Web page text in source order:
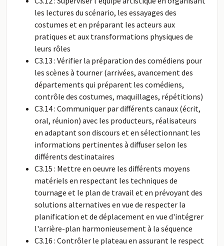
les lectures du scénario, les essayages des
costumes et en préparant les acteurs aux
pratiques et aux transformations physiques de
leurs rôles
C3.13 : Vérifier la préparation des comédiens pour
les scènes à tourner (arrivées, avancement des
départements qui préparent les comédiens,
contrôle des costumes, maquillages, répétitions)
C3.14 : Communiquer par différents canaux (écrit,
oral, réunion) avec les producteurs, réalisateurs
en adaptant son discours et en sélectionnant les
informations pertinentes à diffuser selon les
différents destinataires
C3.15 : Mettre en oeuvre les différents moyens
matériels en respectant les techniques de
tournage et le plan de travail et en prévoyant des
solutions alternatives en vue de respecter la
planification et de déplacement en vue d'intégrer
l'arrière-plan harmonieusement à la séquence
C3.16 : Contrôler le plateau en assurant le respect